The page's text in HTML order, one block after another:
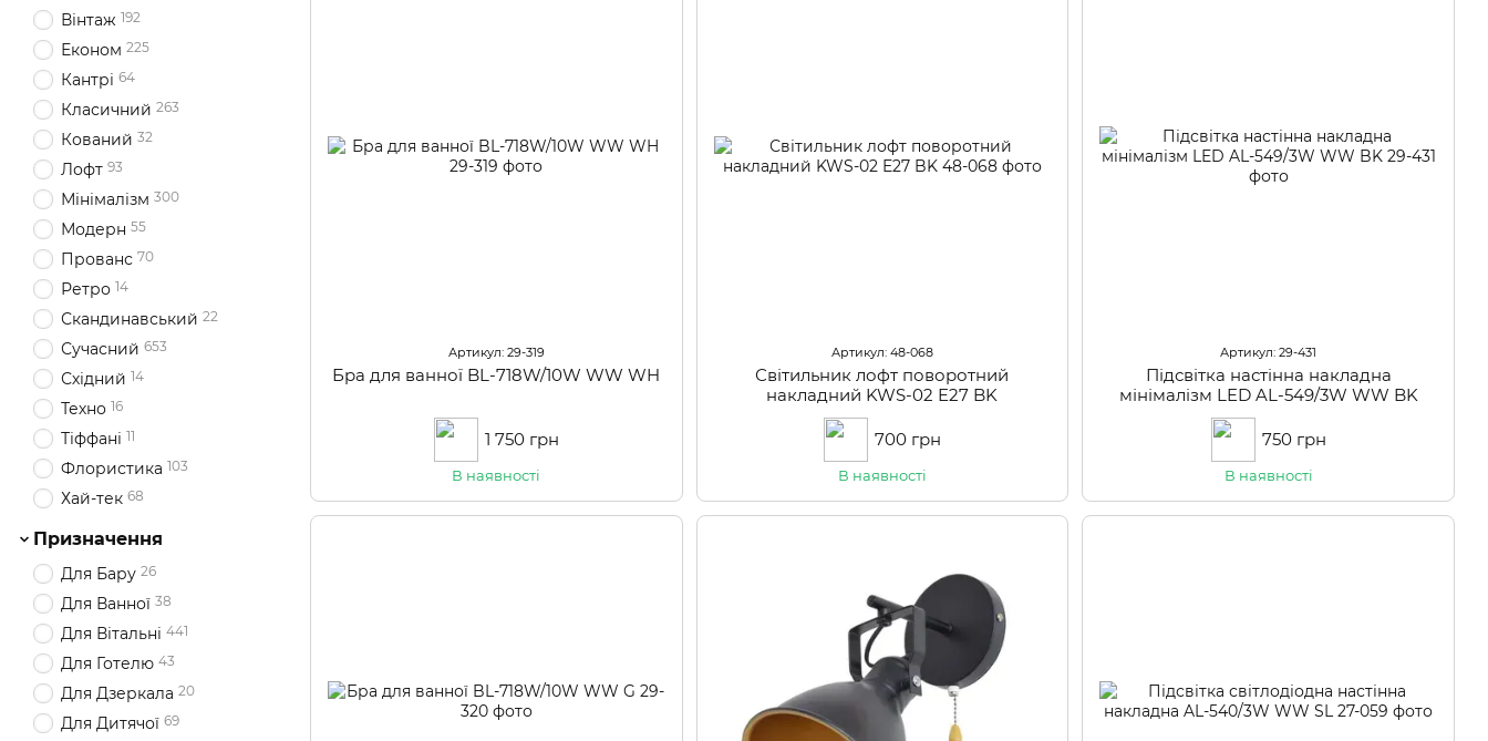
Артикул: 29-319
Бра для ванної BL-718W/10W WW WH
1 750 грн
В наявності
Артикул: 48-068
Світильник лофт поворотний
накладний KWS-02 E27 BK
700 грн
В наявності
Артикул: 29-431
Підсвітка настінна накладна
мінімалізм LED AL-549/3W WW BK
750 грн
В наявності
Вінтаж 192
Економ 225
Кантрі 64
Класичний 263
Кований 32
Лофт 93
Мінімалізм 300
Модерн 55
Прованс 70
Ретро 14
Скандинавський 22
Сучасний 653
Східний 14
Техно 16
Тіффані 11
Флористика 103
Хай-тек 68
Призначення
Для Бару 26
Для Ванної 38
Для Вітальні 441
Для Готелю 43
Для Дзеркала 20
Для Дитячої 69